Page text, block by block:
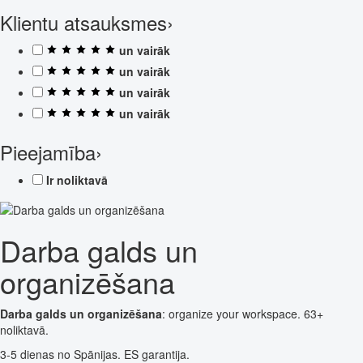
Klientu atsauksmes›
un vairāk
un vairāk
un vairāk
un vairāk
Pieejamība›
Ir noliktavā
Darba galds un
organizēšana
Darba galds un organizēšana: organize your workspace. 63+
noliktavā.
3-5 dienas no Spānijas. ES garantija.